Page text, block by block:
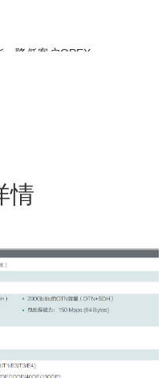
降低客户OPEX。
电，易布放，环境适用性强。
案，满足行业客户低速率业务
情